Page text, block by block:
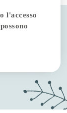
l'accesso